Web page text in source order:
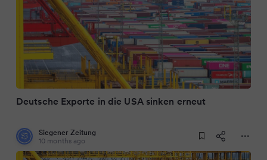
Deutsche Exporte in die USA sinken erneut
Siegener Zeitung
10 months ago